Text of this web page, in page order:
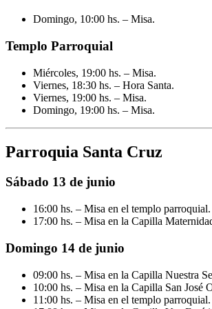
Domingo, 10:00 hs. – Misa.
Templo Parroquial
Miércoles, 19:00 hs. – Misa.
Viernes, 18:30 hs. – Hora Santa.
Viernes, 19:00 hs. – Misa.
Domingo, 19:00 hs. – Misa.
Parroquia Santa Cruz
Sábado 13 de junio
16:00 hs. – Misa en el templo parroquial.
17:00 hs. – Misa en la Capilla
Domingo 14 de junio
09:00 hs. – Misa en la Capilla Nuestra
10:00 hs. – Misa en la Capilla San José
11:00 hs. – Misa en el templo parroquial.